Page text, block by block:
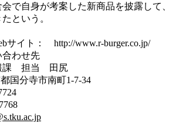
で自身が考案した新商品を披露して、
という。
サイト： http://www.r-burger.co.jp/
わせ先
課 担当 田尻
国分寺市南町1-7-34